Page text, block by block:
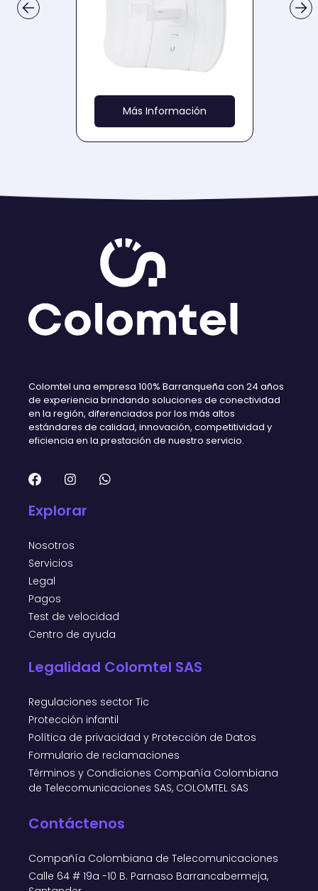
Más Información
Colomtel una empresa 100% Barranqueña con 24 años
de experiencia brindando soluciones de conectividad
en la región, diferenciados por los más altos
estándares de calidad, innovación, competitividad y
eficiencia en la prestación de nuestro servicio.
Explorar
Nosotros
Servicios
Legal
Pagos
Test de velocidad
Centro de ayuda
Legalidad Colomtel SAS
Regulaciones sector Tic
Protección infantil
Política de privacidad y Protección de Datos
Formulario de reclamaciones
Términos y Condiciones Compañía Colombiana
de Telecomunicaciones SAS, COLOMTEL SAS
Contáctenos
Compañía Colombiana de Telecomunicaciones
Calle 64 # 19a -10 B. Parnaso Barrancabermeja,